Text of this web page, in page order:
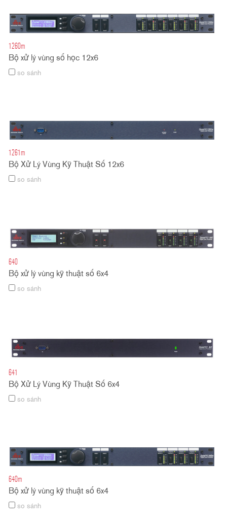
1260m
Bộ xử lý vùng số học 12x6
so sánh
1261m
Bộ Xử Lý Vùng Kỹ Thuật Số 12x6
so sánh
640
Bộ xử lý vùng kỹ thuật số 6x4
so sánh
641
Bộ Xử Lý Vùng Kỹ Thuật Số 6x4
so sánh
640m
Bộ xử lý vùng kỹ thuật số 6x4
so sánh